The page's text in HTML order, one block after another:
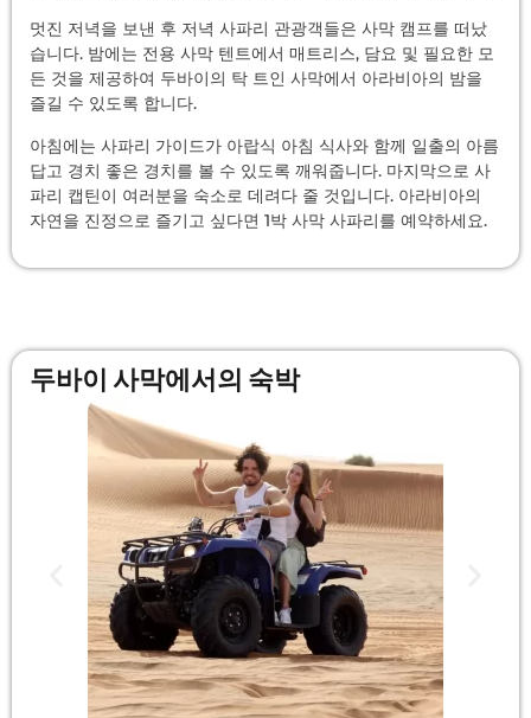
멋진 저녁을 보낸 후 저녁 사파리 관광객들은 사막 캠프를 떠났
습니다. 밤에는 전용 사막 텐트에서 매트리스, 담요 및 필요한 모
든 것을 제공하여 두바이의 탁 트인 사막에서 아라비아의 밤을
즐길 수 있도록 합니다.
아침에는 사파리 가이드가 아랍식 아침 식사와 함께 일출의 아름
답고 경치 좋은 경치를 볼 수 있도록 깨워줍니다. 마지막으로 사
파리 캡틴이 여러분을 숙소로 데려다 줄 것입니다. 아라비아의
자연을 진정으로 즐기고 싶다면 1박 사막 사파리를 예약하세요.
두바이 사막에서의 숙박